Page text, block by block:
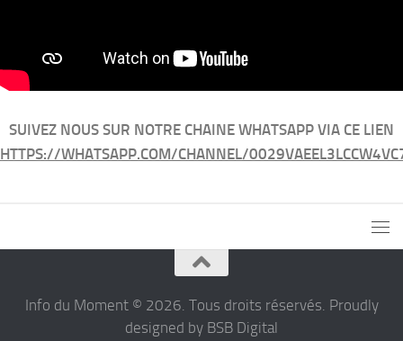
SUIVEZ NOUS SUR NOTRE CHAINE WHATSAPP VIA CE LIEN
HTTPS://WHATSAPP.COM/CHANNEL/
Info du Moment © 2026. Tous droits réservés. Proudly
designed by BSB Digital